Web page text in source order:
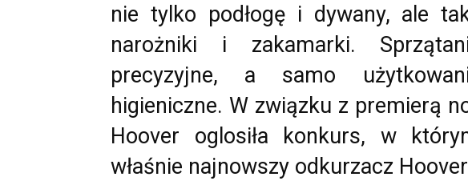
nie tylko podłogę i dywany, ale
narożniki i zakamarki.
precyzyjne, a samo
higieniczne. W związku z premierą
Hoover oglosiła konkurs, w
właśnie najnowszy odkurzacz